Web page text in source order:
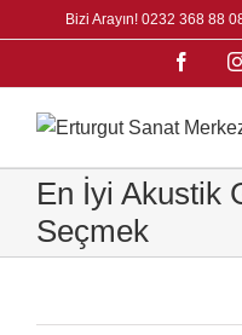
to
Bizi Arayın! 0232 368 88
En İyi Akustik
Seçmek